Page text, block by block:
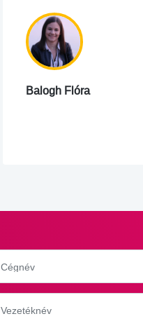
Balogh Flóra
Cégnév
Vezetéknév